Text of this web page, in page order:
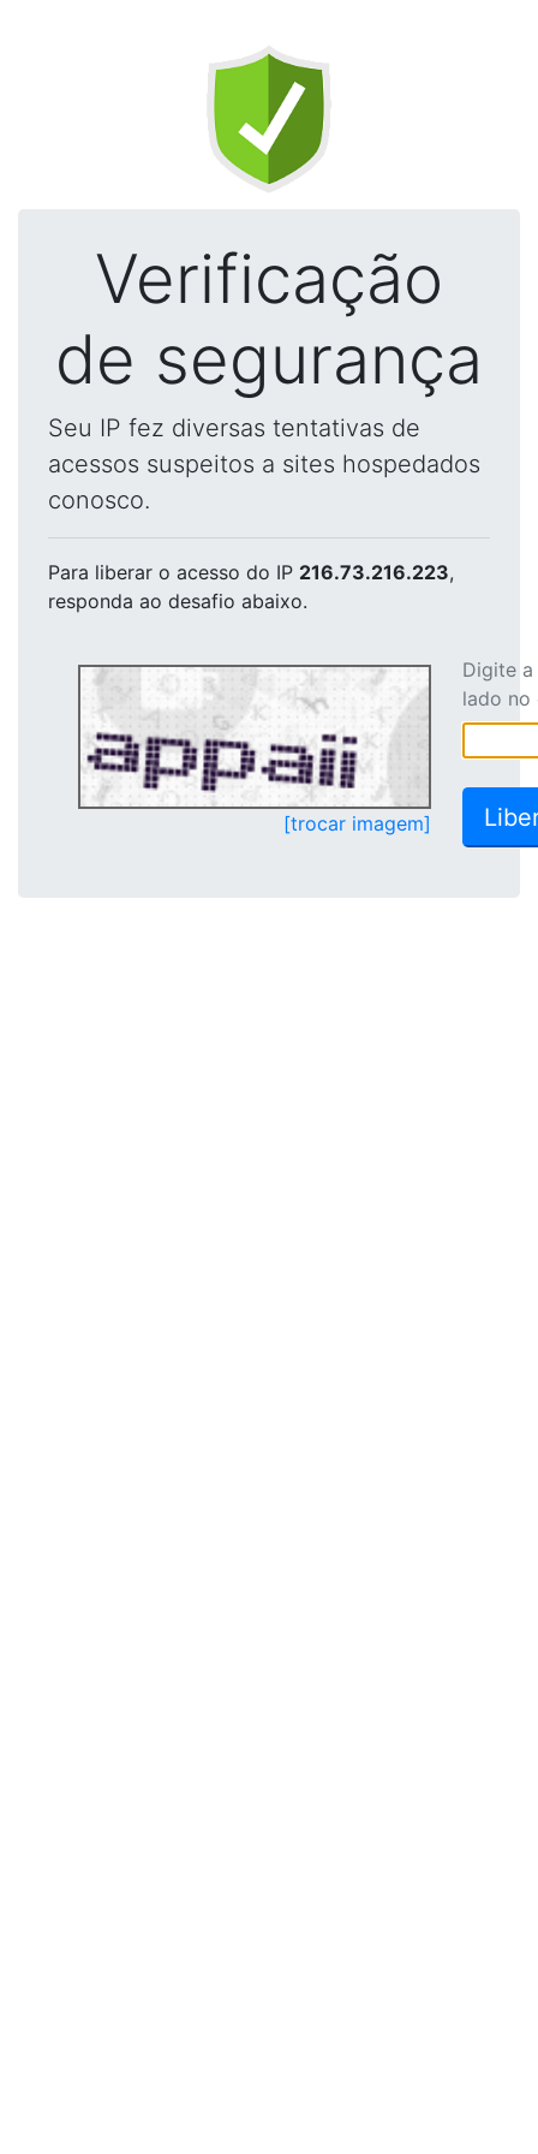
Verificação
de segurança
Seu IP fez diversas tentativas de
acessos suspeitos a sites hospedados
conosco.
Para liberar o acesso do IP 216.73.216.223,
responda ao desafio abaixo.
[trocar imagem]
Digite
lado no